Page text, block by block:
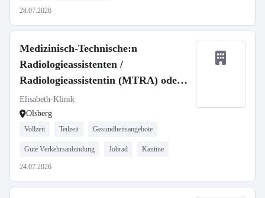
28.07.2026
Medizinisch-Technische:n
Radiologieassistenten /
Radiologieassistentin (MTRA) oder
Medizinische:n Fachangestellte:n
(MFA) mit Röntgenschein (m/w/d) in
Teilzeit
Elisabeth-Klinik
Olsberg
Vollzeit Teilzeit Gesundheitsangebote
Gute Verkehrsanbindung Jobrad Kantine
24.07.2026